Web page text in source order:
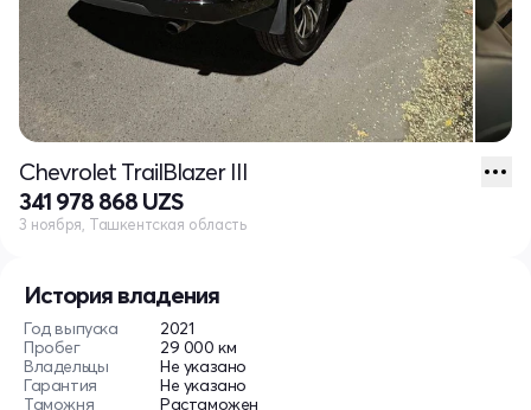
История владения
Год выпуска
2021
Пробег
29 000 км
Владельцы
Не указано
Гарантия
Не указано
Таможня
Растаможен
Chevrolet TrailBlazer III
341 978 868 UZS
3 ноября, Ташкентская область